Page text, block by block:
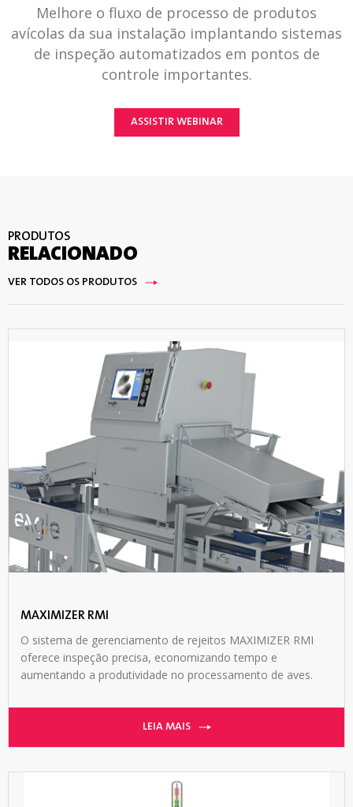
Melhore o fluxo de processo de produtos
avícolas da sua instalação implantando sistemas
de inspeção automatizados em pontos de
controle importantes.
ASSISTIR WEBINAR
PRODUTOS
RELACIONADO
VER TODOS OS PRODUTOS
MAXIMIZER RMI
O sistema de gerenciamento de rejeitos MAXIMIZER RMI
oferece inspeção precisa, economizando tempo e
aumentando a produtividade no processamento de aves.
LEIA MAIS